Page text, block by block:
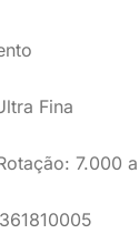
Fina
7.000